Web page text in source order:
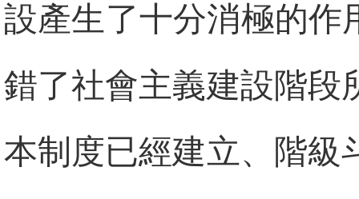
設產生了十分消極的作
錯了社會主義建設階段
本制度已經建立、階級